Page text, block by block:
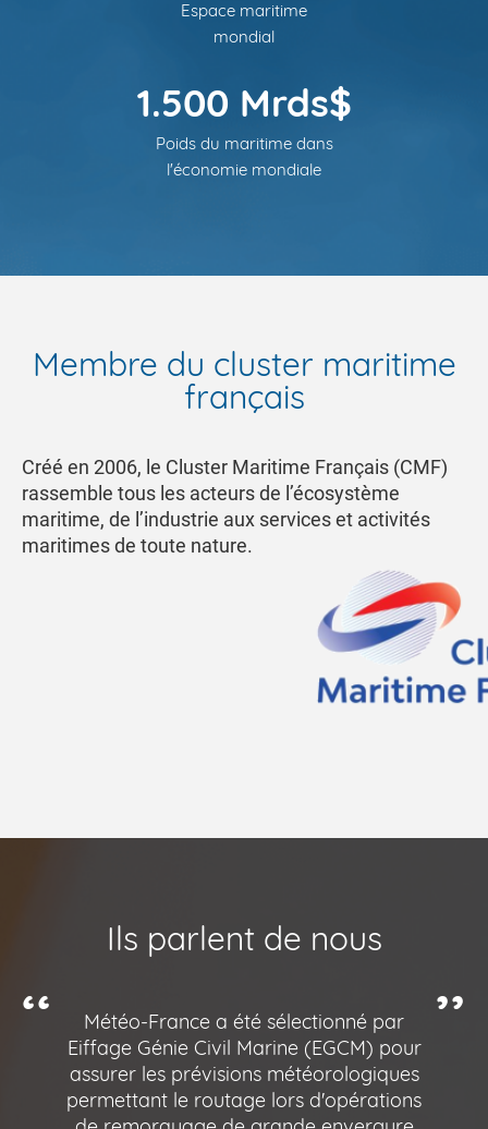
Espace maritime
mondial
1.500 Mrds$
Poids du maritime dans
l'économie mondiale
Membre du cluster maritime
français
Créé en 2006, le Cluster Maritime Français (CMF)
rassemble tous les acteurs de l’écosystème
maritime, de l’industrie aux services et activités
maritimes de toute nature.
Ils parlent de nous
Météo-France a été sélectionné par
Eiffage Génie Civil Marine (EGCM) pour
assurer les prévisions météorologiques
permettant le routage lors d'opérations